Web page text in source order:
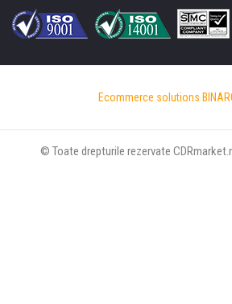
Ecommerce solutions
© Toate drepturile rezervate